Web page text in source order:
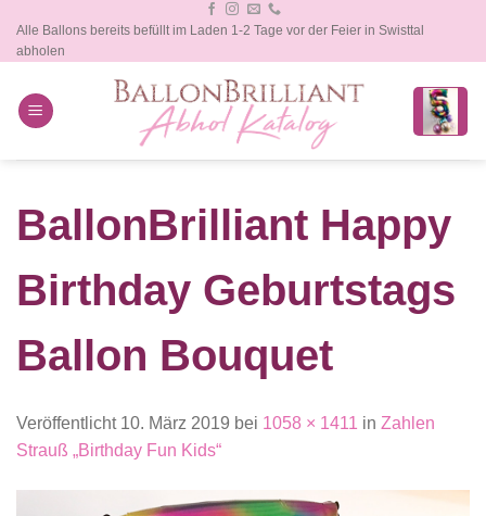
Inhalt
springen
Alle Ballons bereits befüllt im Laden 1-2 Tage vor der Feier in Swisttal
abholen
BallonBrilliant Happy
Birthday Geburtstags
Ballon Bouquet
Veröffentlicht 10. März 2019 bei 1058 × 1411 in Zahlen
Strauß „Birthday Fun Kids“